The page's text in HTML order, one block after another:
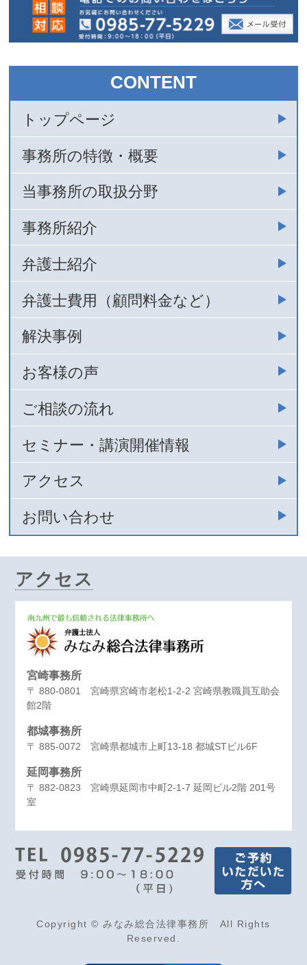
CONTENT
トップページ
事務所の特徴・概要
当事務所の取扱分野
事務所紹介
弁護士紹介
弁護士費用（顧問料金など）
解決事例
お客様の声
ご相談の流れ
セミナー・講演開催情報
アクセス
お問い合わせ
アクセス
宮崎事務所
〒 880-0801 宮崎県宮崎市老松1-2-2 宮崎県教職員互助会
館2階
都城事務所
〒 885-0072 宮崎県都城市上町13-18 都城STビル6F
延岡事務所
〒 882-0823 宮崎県延岡市中町2-1-7 延岡ビル2階 201号
室
Copyright © みなみ総合法律事務所 All Rights
Reserved.